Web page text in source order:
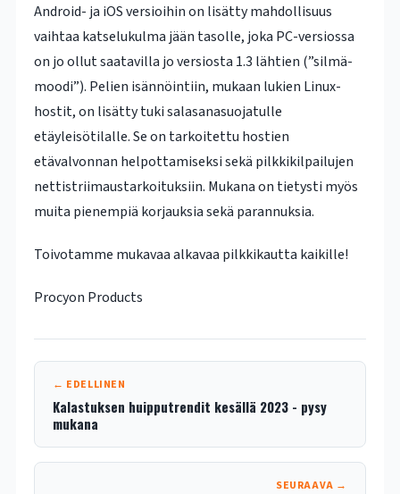
Android- ja iOS versioihin on lisätty mahdollisuus
vaihtaa katselukulma jään tasolle, joka PC-versiossa
on jo ollut saatavilla jo versiosta 1.3 lähtien (”silmä-
moodi”). Pelien isännöintiin, mukaan lukien Linux-
hostit, on lisätty tuki salasanasuojatulle
etäyleisötilalle. Se on tarkoitettu hostien
etävalvonnan helpottamiseksi sekä pilkkikilpailujen
nettistriimaustarkoituksiin. Mukana on tietysti myös
muita pienempiä korjauksia sekä parannuksia.
Toivotamme mukavaa alkavaa pilkkikautta kaikille!
Procyon Products
← EDELLINEN
Kalastuksen huipputrendit kesällä 2023 - pysy
mukana
SEURAAVA →